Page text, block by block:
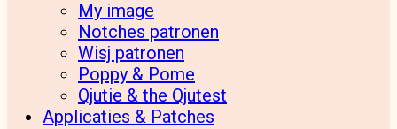
My image
Notches patronen
Wisj patronen
Poppy & Pome
Qjutie & the Qjutest
Applicaties & Patches